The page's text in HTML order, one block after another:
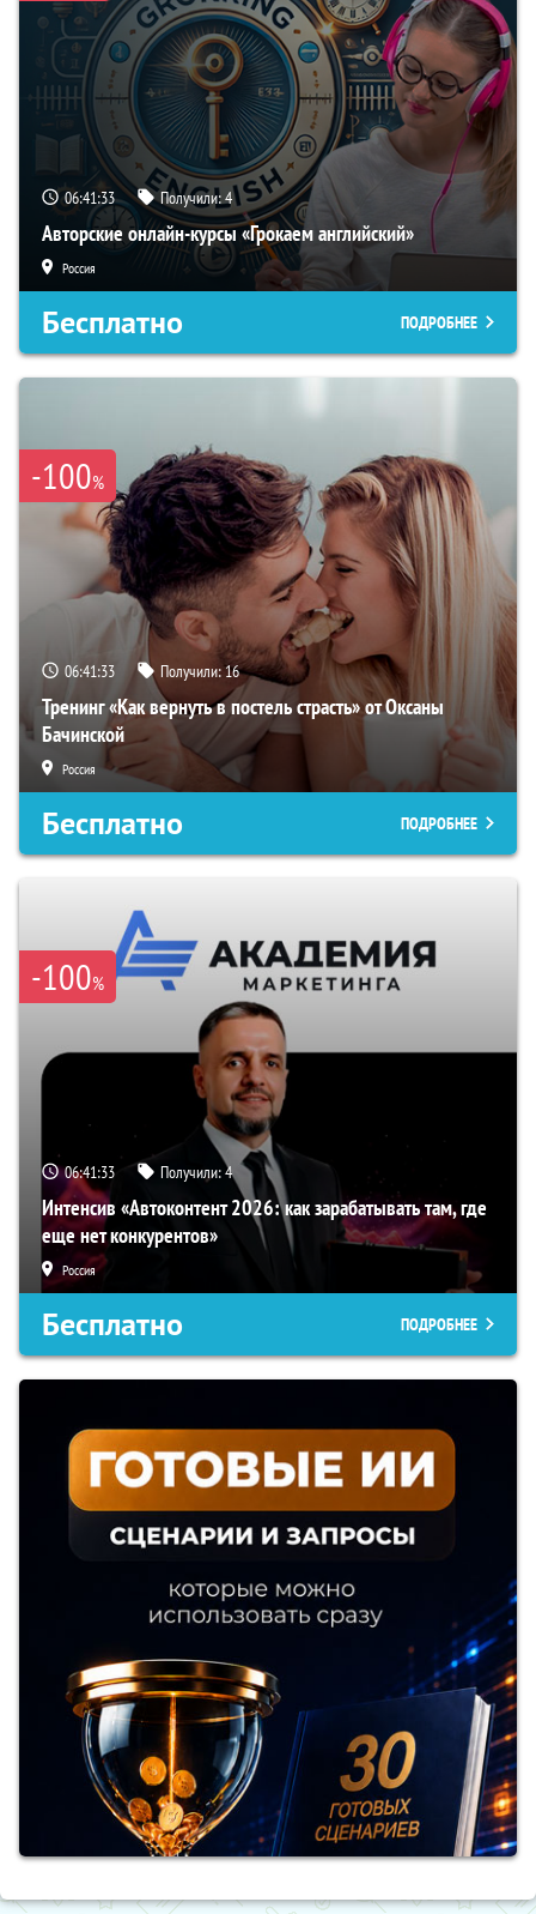
06:41:32 Получили:4
Авторские онлайн-курсы «Грокаем английский»
Россия
Бесплатно ПОДРОБНЕЕ
-100%
06:41:32 Получили:16
Тренинг «Как вернуть в постель страсть» от Оксаны
Бачинской
Россия
Бесплатно ПОДРОБНЕЕ
-100%
06:41:32 Получили:4
Интенсив «Автоконтент 2026: как зарабатывать там, где
еще нет конкурентов»
Россия
Бесплатно ПОДРОБНЕЕ